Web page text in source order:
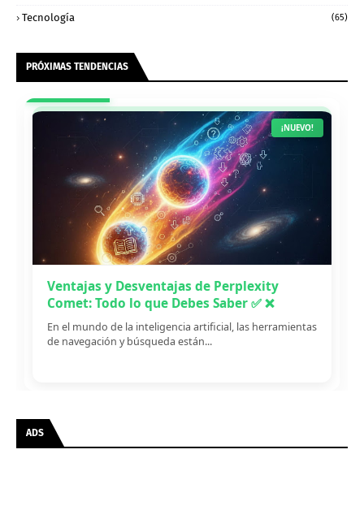
Tecnología (65)
PRÓXIMAS TENDENCIAS
¡NUEVO!
Ventajas y Desventajas de Perplexity
Comet: Todo lo que Debes Saber ✅ ❌
En el mundo de la inteligencia artificial, las herramientas
de navegación y búsqueda están...
ADS